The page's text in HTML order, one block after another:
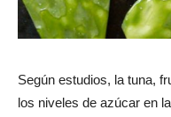
Según estudios, la tuna,
los niveles de azúcar en